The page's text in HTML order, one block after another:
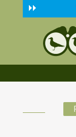
Skip to main content